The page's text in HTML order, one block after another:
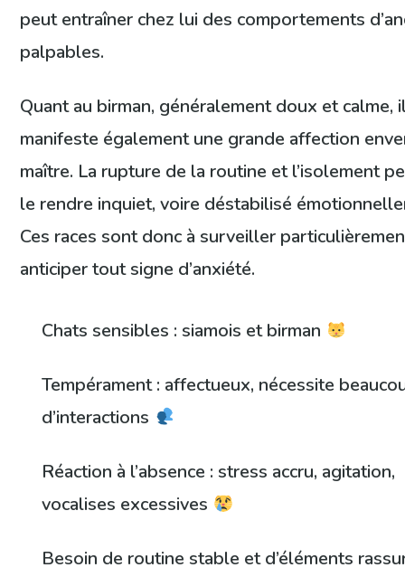
peut entraîner chez lui des comportements
palpables.
Quant au birman, généralement doux et calme,
manifeste également une grande affection
maître. La rupture de la routine et l’isolement
le rendre inquiet, voire déstabilisé
Ces races sont donc à surveiller
anticiper tout signe d’anxiété.
Chats sensibles : siamois et birman
Tempérament : affectueux, nécessite
d’interactions
Réaction à l’absence : stress accru, agitation,
vocalises excessives
Besoin de routine stable et d’éléments